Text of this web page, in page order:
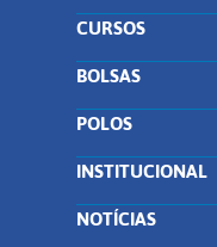
CURSOS
BOLSAS
POLOS
INSTITUCIONAL
NOTÍCIAS